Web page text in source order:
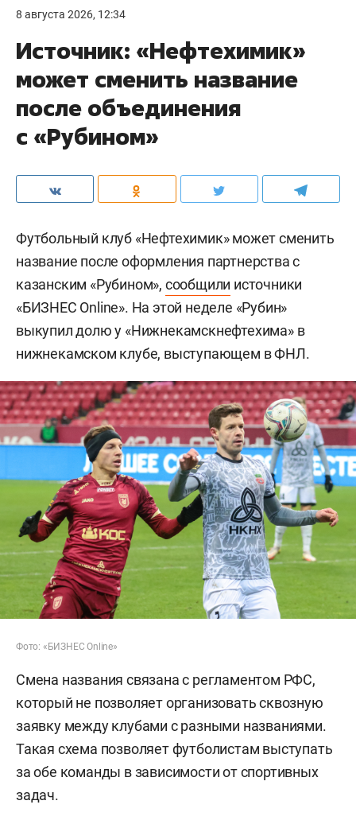
8 августа 2026, 12:34
Источник: «Нефтехимик»
может сменить название
после объединения
с «Рубином»
Футбольный клуб «Нефтехимик» может сменить
название после оформления партнерства с
казанским «Рубином», сообщили источники
«БИЗНЕС Online». На этой неделе «Рубин»
выкупил долю у «Нижнекамскнефтехима» в
нижнекамском клубе, выступающем в ФНЛ.
Фото: «БИЗНЕС Online»
Смена названия связана с регламентом РФС,
который не позволяет организовать сквозную
заявку между клубами с разными названиями.
Такая схема позволяет футболистам выступать
за обе команды в зависимости от спортивных
задач.